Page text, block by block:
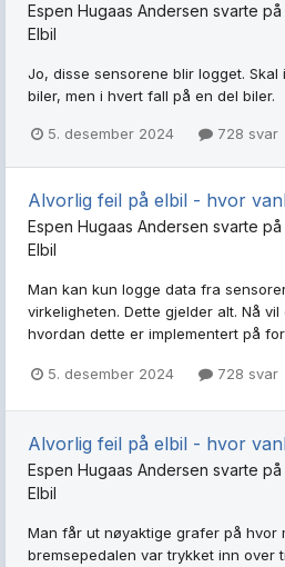
Espen Hugaas Andersen svarte på
Elbil
Jo, disse sensorene blir logget.
biler, men i hvert fall på en del biler.
5. desember 2024 728 svar
Alvorlig feil på elbil - hvor
Espen Hugaas Andersen svarte på
Elbil
Man kan kun logge data fra
virkeligheten. Dette gjelder alt. Nå
hvordan dette er implementert på
5. desember 2024 728 svar
Alvorlig feil på elbil - hvor
Espen Hugaas Andersen svarte på
Elbil
Man får ut nøyaktige grafer på hvor
bremsepedalen var trykket inn over